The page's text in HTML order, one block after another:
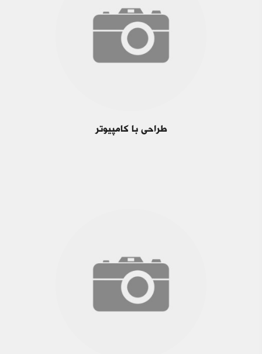
طراحی با کامپیوتر